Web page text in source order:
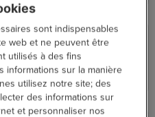
café avec la Philips
Série 8000 + LatteGo
En cuisine
sont indispensables
web et ne peuvent être
utilisés à des fins
informations sur la manière
utilisez notre site; des
des informations sur
et personnaliser nos